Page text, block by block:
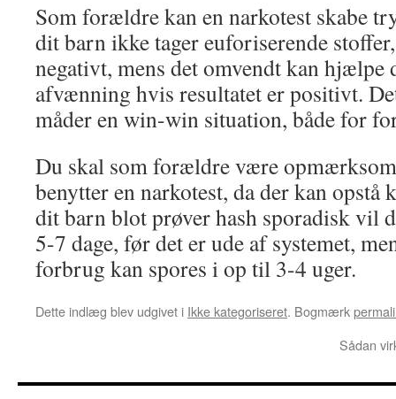
Som forældre kan en narkotest skabe
dit barn ikke tager euforiserende
negativt, mens det omvendt kan
afvænning hvis resultatet er positivt.
måder en win-win situation, både for
Du skal som forældre være
benytter en narkotest, da der kan
dit barn blot prøver hash sporadisk vil
5-7 dage, før det er ude af systemet,
forbrug kan spores i op til 3-4 uger.
Dette indlæg blev udgivet i Ikke kategoriseret. Bogmærk
Sådan